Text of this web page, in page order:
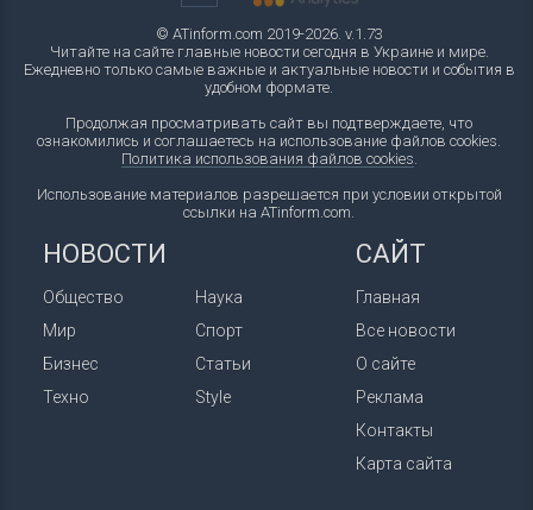
© ATinform.com 2019-2026. v.1.73
Читайте на сайте главные новости сегодня в Украине и мире.
Ежедневно только самые важные и актуальные новости и события в
удобном формате.
Продолжая просматривать сайт вы подтверждаете, что
ознакомились и соглашаетесь на использование файлов cookies.
Политика использования файлов cookies.
Использование материалов разрешается при условии открытой
ссылки на ATinform.com.
НОВОСТИ
Общество
Мир
Бизнес
Техно
Наука
Спорт
Статьи
Style
САЙТ
Главная
Все новости
О сайте
Реклама
Контакты
Карта сайта